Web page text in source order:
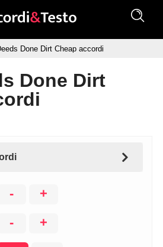
Done Dirt Cheap accordi
Done Dirt
- +
- +